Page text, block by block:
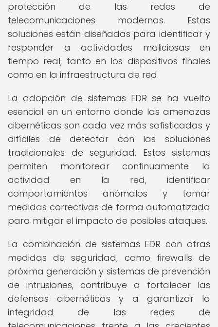
protección de las redes de
telecomunicaciones modernas. Estas
soluciones están diseñadas para identificar y
responder a actividades maliciosas en
tiempo real, tanto en los dispositivos finales
como en la infraestructura de red.
La adopción de sistemas EDR se ha vuelto
esencial en un entorno donde las amenazas
cibernéticas son cada vez más sofisticadas y
difíciles de detectar con las soluciones
tradicionales de seguridad. Estos sistemas
permiten monitorear continuamente la
actividad en la red, identificar
comportamientos anómalos y tomar
medidas correctivas de forma automatizada
para mitigar el impacto de posibles ataques.
La combinación de sistemas EDR con otras
medidas de seguridad, como firewalls de
próxima generación y sistemas de prevención
de intrusiones, contribuye a fortalecer las
defensas cibernéticas y a garantizar la
integridad de las redes de